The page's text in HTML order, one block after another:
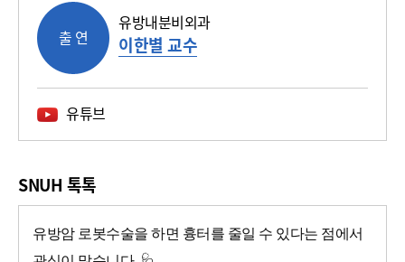
출 연
유방내분비외과
이한별 교수
유튜브
SNUH 톡톡
유방암 로봇수술을 하면 흉터를 줄일 수 있다는 점에서